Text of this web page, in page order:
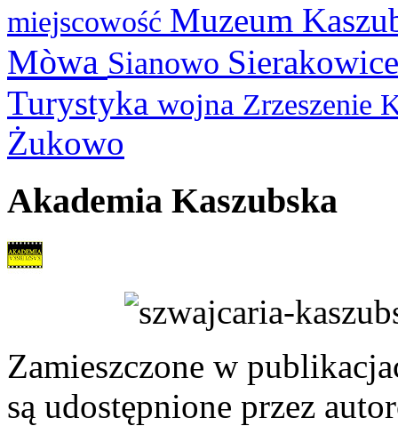
miejscowość Muzeum
Mòwa Sianowo
Turystyka wojna Zrzeszenie
Żukowo
Akademia Kaszubska
Zamieszczone w
są udostępnione przez